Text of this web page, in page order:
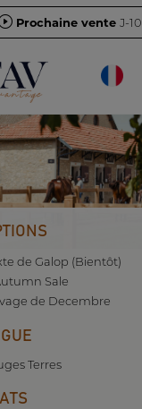
Prochaine vente J-10
de Galop (Bientôt)
Sale
de Decembre
Terres